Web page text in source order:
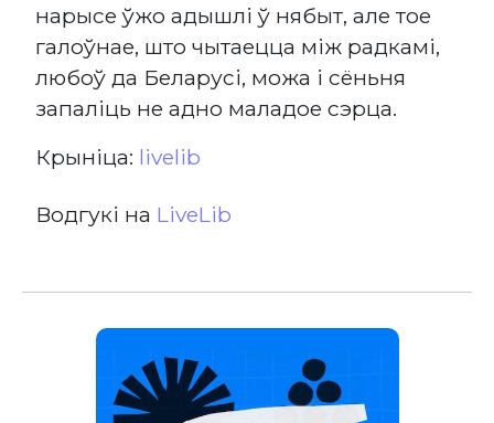
нарысе ўжо адышлі ў нябыт, але тое
галоўнае, што чытаецца між радкамі,
любоў да Беларусі, можа і сёньня
запаліць не адно маладое сэрца.
Крыніца: livelib
Водгукі на LiveLib